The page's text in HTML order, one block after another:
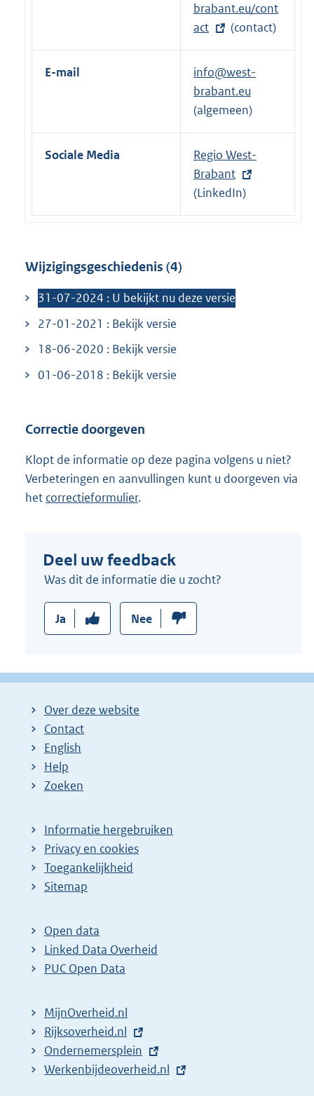
n
e
l
i
n
k
t
e
r
n
e
l
k
:
brabant.eu/cont
act
(contact)
E-mail
info@west-
brabant.eu
(algemeen)
Sociale Media
E
x
t
e
l
i
Regio West-
Brabant
(LinkedIn)
Wijzigingsgeschiedenis (4)
31-07-2024 : U bekijkt nu deze versie
27-01-2021 : Bekijk versie
18-06-2020 : Bekijk versie
01-06-2018 : Bekijk versie
Correctie doorgeven
Klopt de informatie op deze pagina volgens u niet?
Verbeteringen en aanvullingen kunt u doorgeven via
het correctieformulier.
Deel uw feedback
Was dit de informatie die u zocht?
Ja Nee
Over deze website
Contact
English
Help
Zoeken
Informatie hergebruiken
Privacy en cookies
Toegankelijkheid
Sitemap
Open data
Linked Data Overheid
PUC Open Data
MijnOverheid.nl
E
x
t
Rijksoverheid.nl
E
x
Ondernemersplein
E
Werkenbijdeoverheid.nl